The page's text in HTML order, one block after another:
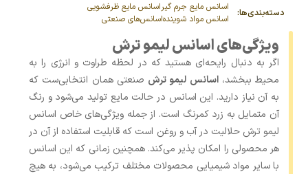
دسته‌بندی‌ها: اسانس مایع جرم گیراسانس مایع ظرفشویی
اسانس مواد شویندهاسانس‌های صنعتی
ویژگی‌های اسانس لیمو ترش
اگر به دنبال رایحه‌ای هستید که در لحظه طراوت و انرژی را به
محیط ببخشد،اسانس لیمو ترش صنعتی همان انتخابی‌ست که
به آن نیاز دارید. این اسانس در حالت مایع تولید می‌شود و رنگ
آن متمایل به زرد کمرنگ است. از جمله ویژگی‌های خاص اسانس
لیمو ترش حلالیت در آب و روغن است که قابلیت استفاده از آن در
هر محصولی را امکان پذیر می‌کند. همچنین زمانی که این اسانس
با سایر مواد شیمیایی محصولات مختلف ترکیب می‌شود، به هیچ